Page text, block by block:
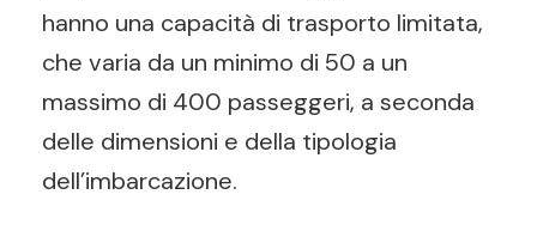
hanno una capacità di trasporto limitata,
che varia da un minimo di 50 a un
massimo di 400 passeggeri, a seconda
delle dimensioni e della tipologia
dell’imbarcazione.